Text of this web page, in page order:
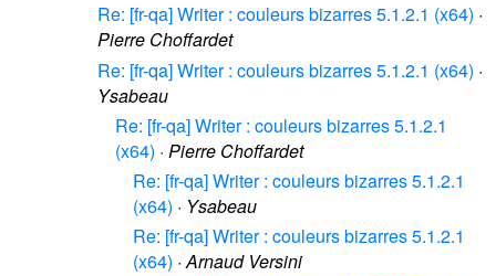
Re: [fr-qa] Writer : couleurs bizarres 5.1.2.1 (x64) ·
Pierre Choffardet
Re: [fr-qa] Writer : couleurs bizarres 5.1.2.1 (x64) ·
Ysabeau
Re: [fr-qa] Writer : couleurs bizarres 5.1.2.1
(x64) · Pierre Choffardet
Re: [fr-qa] Writer : couleurs bizarres 5.1.2.1
(x64) · Ysabeau
Re: [fr-qa] Writer : couleurs bizarres 5.1.2.1
(x64) ·Arnaud Versini